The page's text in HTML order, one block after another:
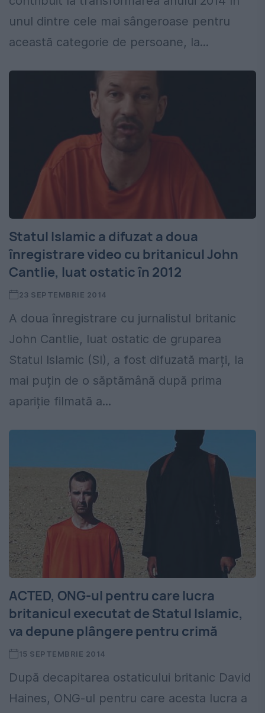
unul dintre cele mai sângeroase pentru
această categorie de persoane, la...
Statul Islamic a difuzat a doua
înregistrare video cu britanicul John
Cantlie, luat ostatic în 2012
23 SEPTEMBRIE 2014
A doua înregistrare cu jurnalistul britanic
John Cantlie, luat ostatic de gruparea
Statul Islamic (SI), a fost difuzată marți, la
mai puțin de o săptămână după prima
apariție filmată a...
ACTED, ONG-ul pentru care lucra
britanicul executat de Statul Islamic,
va depune plângere pentru crimă
15 SEPTEMBRIE 2014
După decapitarea ostaticului britanic David
Haines, ONG-ul pentru care acesta lucra a